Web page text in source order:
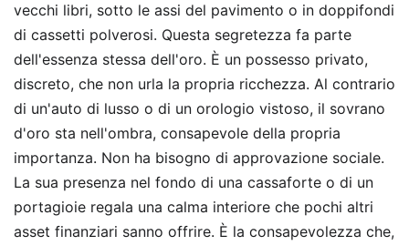
vecchi libri, sotto le assi del pavimento o in doppifondi
di cassetti polverosi. Questa segretezza fa parte
dell'essenza stessa dell'oro. È un possesso privato,
discreto, che non urla la propria ricchezza. Al contrario
di un'auto di lusso o di un orologio vistoso, il sovrano
d'oro sta nell'ombra, consapevole della propria
importanza. Non ha bisogno di approvazione sociale.
La sua presenza nel fondo di una cassaforte o di un
portagioie regala una calma interiore che pochi altri
asset finanziari sanno offrire. È la consapevolezza che,